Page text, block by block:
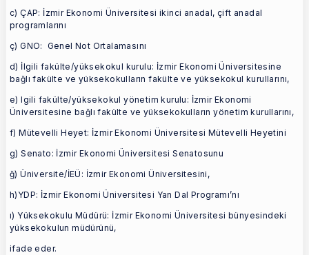
c) ÇAP: İzmir Ekonomi Üniversitesi ikinci anadal, çift anadal
programlarını
ç) GNO: Genel Not Ortalamasını
d) İlgili fakülte/yüksekokul kurulu: İzmir Ekonomi Üniversitesine
bağlı fakülte ve yüksekokulların fakülte ve yüksekokul kurullarını,
e) lgili fakülte/yüksekokul yönetim kurulu: İzmir Ekonomi
Üniversitesine bağlı fakülte ve yüksekokulların yönetim kurullarını,
f) Mütevelli Heyet: İzmir Ekonomi Üniversitesi Mütevelli Heyetini
g) Senato: İzmir Ekonomi Üniversitesi Senatosunu
ğ) Üniversite/İEÜ: İzmir Ekonomi Üniversitesini,
h)YDP: İzmir Ekonomi Üniversitesi Yan Dal Programı’nı
ı) Yüksekokulu Müdürü: İzmir Ekonomi Üniversitesi bünyesindeki
yüksekokulun müdürünü,
ifade eder.